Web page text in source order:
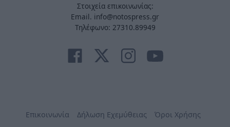
Στοιχεία επικοινωνίας:
Email. info@notospress.gr
Τηλέφωνο: 27310.89949
Επικοινωνία Δήλωση Εχεμύθειας Όροι Χρήσης